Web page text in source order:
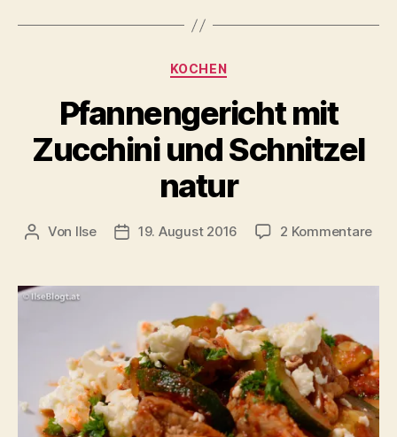
Kategorien
KOCHEN
Pfannengericht mit
Zucchini und Schnitzel
natur
Beitragsautor
Von Ilse Beitragsdatum
19. August 2016 2 Kommentarezu